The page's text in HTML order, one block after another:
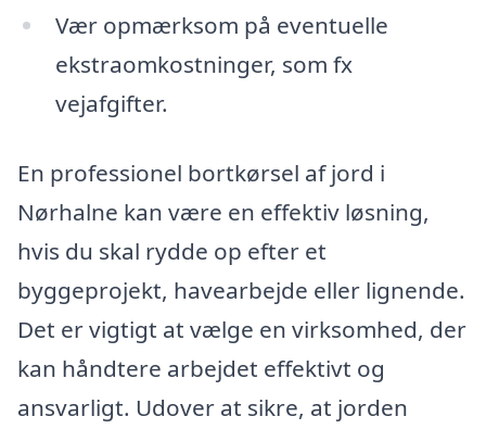
Vær opmærksom på eventuelle
ekstraomkostninger, som fx
vejafgifter.
En professionel bortkørsel af jord i
Nørhalne kan være en effektiv løsning,
hvis du skal rydde op efter et
byggeprojekt, havearbejde eller lignende.
Det er vigtigt at vælge en virksomhed, der
kan håndtere arbejdet effektivt og
ansvarligt. Udover at sikre, at jorden